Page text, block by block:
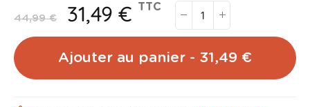
44,99 € 31,49 € TTC
Ajouter au panier - 31,49 €